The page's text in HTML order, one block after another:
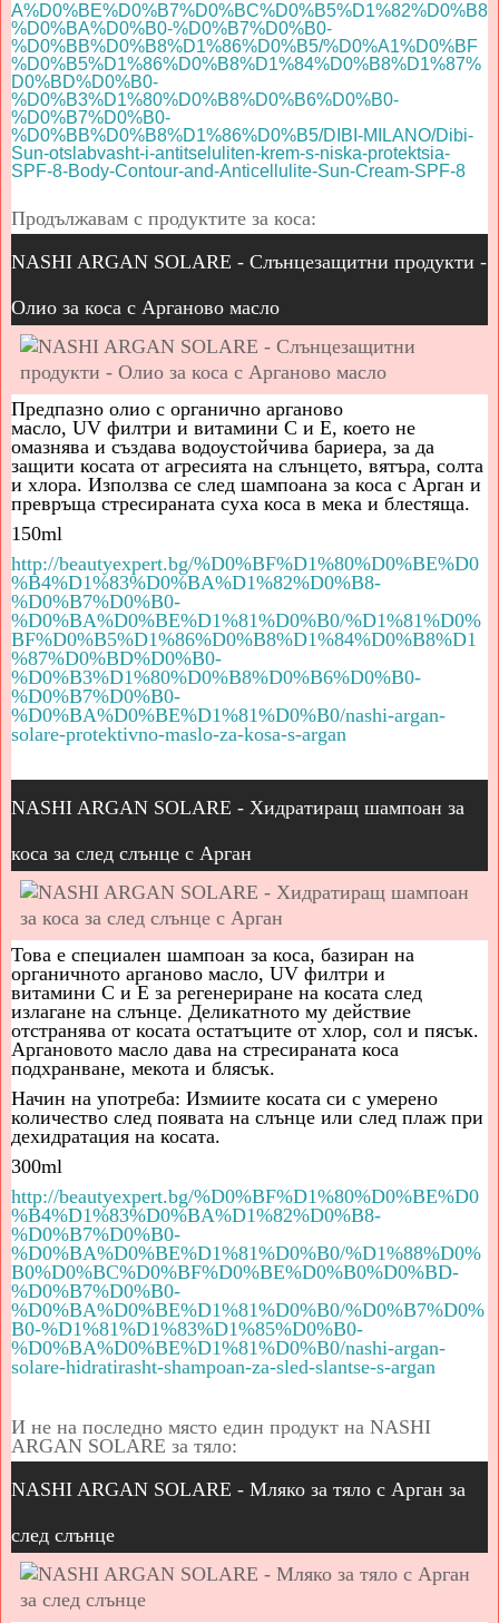
A%D0%BE%D0%B7%D0%BC%D0%B5%D1%82%D0%B8
%D0%BA%D0%B0-%D0%B7%D0%B0-
%D0%BB%D0%B8%D1%86%D0%B5/%D0%A1%D0%BF
%D0%B5%D1%86%D0%B8%D1%84%D0%B8%D1%87%
D0%BD%D0%B0-
%D0%B3%D1%80%D0%B8%D0%B6%D0%B0-
%D0%B7%D0%B0-
%D0%BB%D0%B8%D1%86%D0%B5/DIBI-MILANO/Dibi-
Sun-otslabvasht-i-antitseluliten-krem-s-niska-protektsia-
SPF-8-Body-Contour-and-Anticellulite-Sun-Cream-SPF-8
Продължавам с продуктите за коса:
NASHI ARGAN SOLARE - Слънцезащитни продукти -
Олио за коса с Арганово масло
Предпазно олио с органично арганово
масло, UV филтри и витаминиC и E, което не
омазнява и създава водоустойчива бариера, за да
защити косата от агресията на слънцето, вятъра, солта
и хлора. Използва се след шампоана за коса с Арган и
превръща стресираната суха коса в мека и блестяща.
150ml
http://beautyexpert.bg/%D0%BF%D1%80%D0%BE%D0
%B4%D1%83%D0%BA%D1%82%D0%B8-
%D0%B7%D0%B0-
%D0%BA%D0%BE%D1%81%D0%B0/%D1%81%D0%
BF%D0%B5%D1%86%D0%B8%D1%84%D0%B8%D1
%87%D0%BD%D0%B0-
%D0%B3%D1%80%D0%B8%D0%B6%D0%B0-
%D0%B7%D0%B0-
%D0%BA%D0%BE%D1%81%D0%B0/nashi-argan-
solare-protektivno-maslo-za-kosa-s-argan
NASHI ARGAN SOLARE - Хидратиращ шампоан за
коса за след слънце с Арган
Това е специален шампоан за коса, базиран на
органичното арганово масло, UV филтри и
витамини C иE за регенериране на косата след
излагане на слънце. Деликатното му действие
отстранява от косата остатъците от хлор, сол и пясък.
Аргановото масло дава на стресираната коса
подхранване, мекота и блясък.
Начин на употреба: Измиите косата си с умерено
количество след появата на слънце или след плаж при
дехидратация на косата.
300ml
http://beautyexpert.bg/%D0%BF%D1%80%D0%BE%D0
%B4%D1%83%D0%BA%D1%82%D0%B8-
%D0%B7%D0%B0-
%D0%BA%D0%BE%D1%81%D0%B0/%D1%88%D0%
B0%D0%BC%D0%BF%D0%BE%D0%B0%D0%BD-
%D0%B7%D0%B0-
%D0%BA%D0%BE%D1%81%D0%B0/%D0%B7%D0%
B0-%D1%81%D1%83%D1%85%D0%B0-
%D0%BA%D0%BE%D1%81%D0%B0/nashi-argan-
solare-hidratirasht-shampoan-za-sled-slantse-s-argan
И не на последно място един продукт на NASHI
ARGAN SOLARE за тяло:
NASHI ARGAN SOLARE - Мляко за тяло с Арган за
след слънце